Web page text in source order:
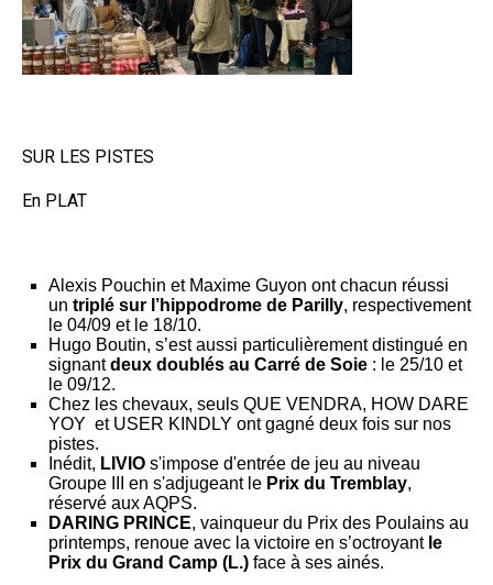
SUR LES PISTES
En PLAT
Alexis Pouchin et Maxime Guyon ont chacun réussi
un triplé sur l’hippodrome de Parilly, respectivement
le 04/09 et le 18/10.
Hugo Boutin, s’est aussi particulièrement distingué en
signantdeux doublés au Carré de Soie : le 25/10 et
le 09/12.
Chez les chevaux, seuls QUE VENDRA, HOW DARE
YOY et USER KINDLY ont gagné deux fois sur nos
pistes.
Inédit, LIVIO s'impose d'entrée de jeu au niveau
Groupe III en s'adjugeant le Prix du Tremblay,
réservé aux AQPS.
DARING PRINCE, vainqueur du Prix des Poulains au
printemps, renoue avec la victoire en s’octroyant le
Prix du Grand Camp (L.) face à ses ainés.